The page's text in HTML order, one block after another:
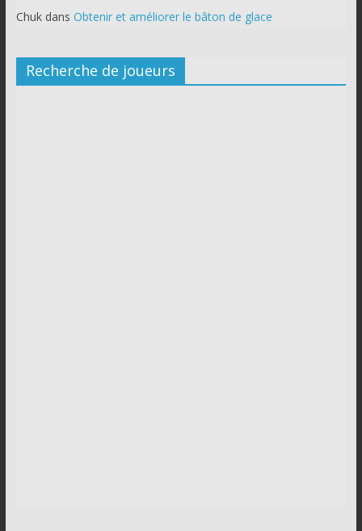
Chukdans Obtenir et améliorer le bâton de glace
Recherche de joueurs